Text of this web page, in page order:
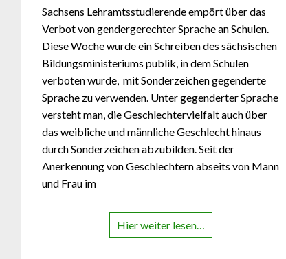
Sachsens Lehramtsstudierende empört über das
Verbot von gendergerechter Sprache an Schulen.
Diese Woche wurde ein Schreiben des sächsischen
Bildungsministeriums publik, in dem Schulen
verboten wurde, mit Sonderzeichen gegenderte
Sprache zu verwenden. Unter gegenderter Sprache
versteht man, die Geschlechtervielfalt auch über
das weibliche und männliche Geschlecht hinaus
durch Sonderzeichen abzubilden. Seit der
Anerkennung von Geschlechtern abseits von Mann
und Frau im
Hier weiter lesen…